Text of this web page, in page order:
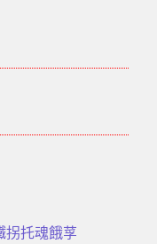
拐托魂餓莩